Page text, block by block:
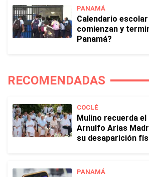
PANAMÁ
Calendario
comienzan y
Panamá?
RECOMENDADAS
COCLÉ
Mulino recuerda el
Arnulfo Arias
su desaparición
PANAMÁ